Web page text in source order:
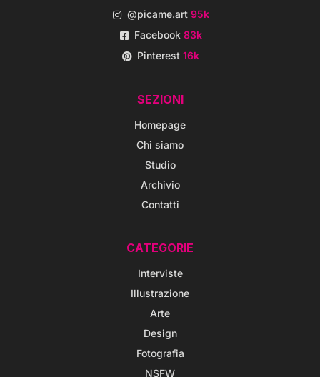
@picame.art95k
Facebook83k
Pinterest16k
SEZIONI
Homepage
Chi siamo
Studio
Archivio
Contatti
CATEGORIE
Interviste
Illustrazione
Arte
Design
Fotografia
NSFW